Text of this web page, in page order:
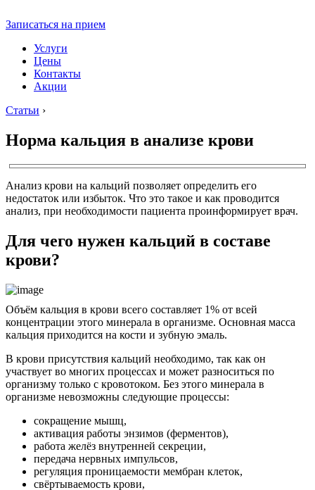
Записаться на прием
Услуги
Цены
Контакты
Акции
Статьи ›
Норма кальция в анализе крови
Анализ крови на кальций позволяет определить его
недостаток или избыток. Что это такое и как проводится
анализ, при необходимости пациента проинформирует врач.
Для чего нужен кальций в составе
крови?
Объём кальция в крови всего составляет 1% от всей
концентрации этого минерала в организме. Основная масса
кальция приходится на кости и зубную эмаль.
В крови присутствия кальций необходимо, так как он
участвует во многих процессах и может разноситься по
организму только с кровотоком. Без этого минерала в
организме невозможны следующие процессы:
сокращение мышц,
активация работы энзимов (ферментов),
работа желёз внутренней секреции,
передача нервных импульсов,
регуляция проницаемости мембран клеток,
свёртываемость крови,